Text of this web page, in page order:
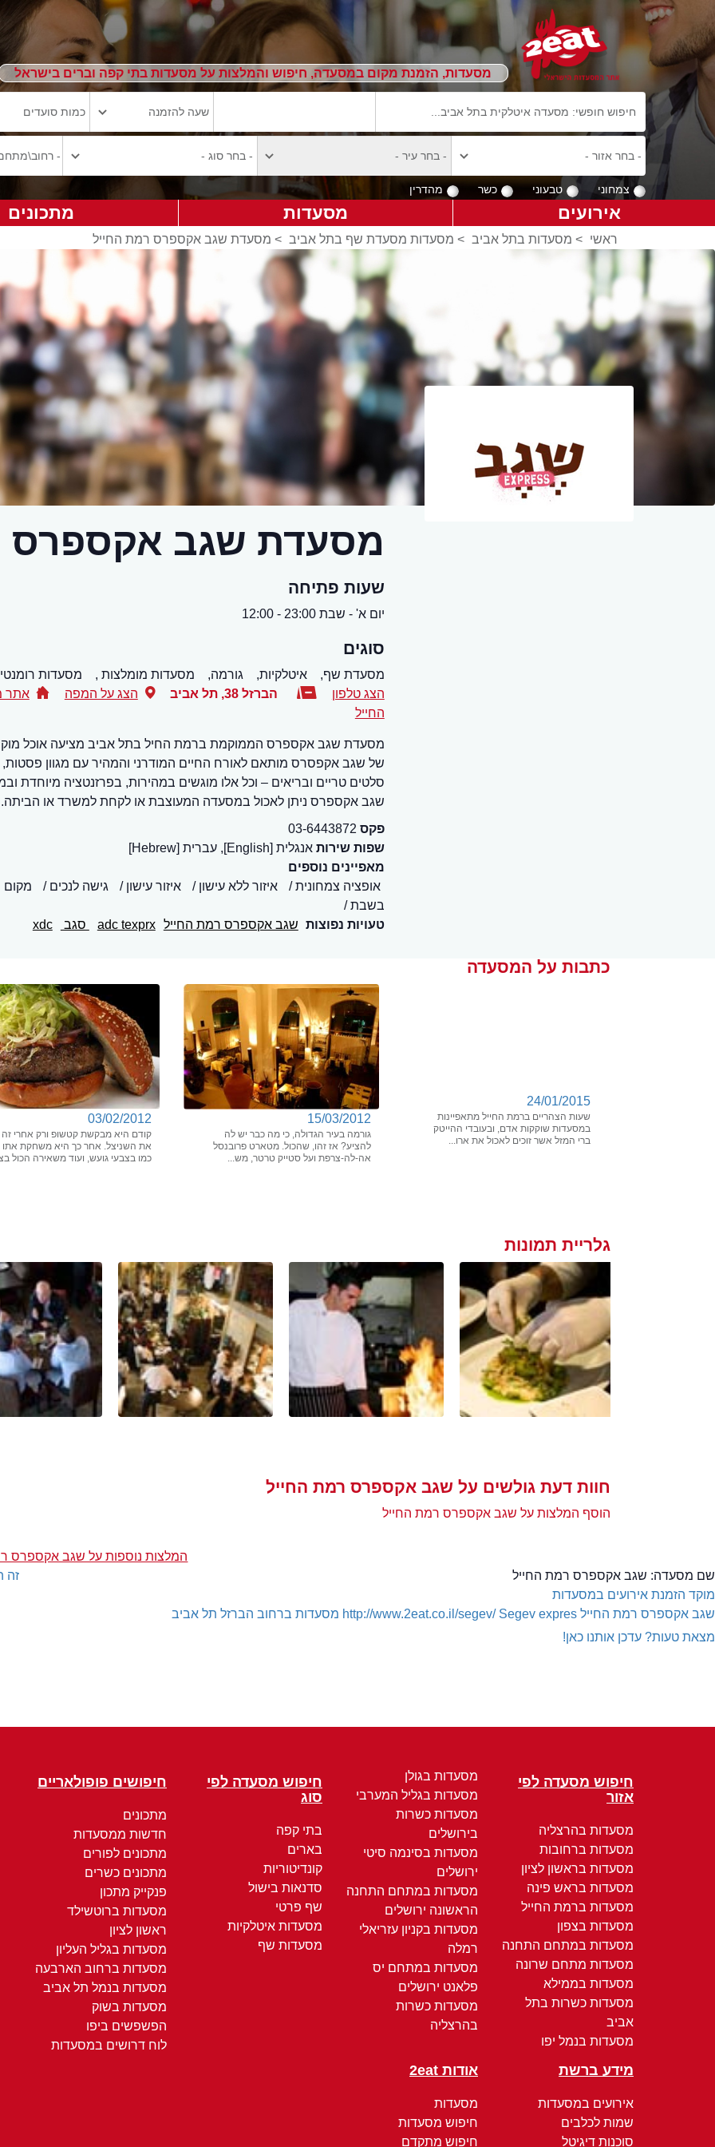
מסעדות, הזמנת מקום במסעדה, חיפוש והמלצות על מסעדות בתי קפה וברים בישראל
צמחוני טבעוני כשר מהדרין
אירועים מסעדות מתכונים
ראשי > מסעדות בתל אביב > מסעדות מסעדת שף בתל אביב > מסעדת שגב אקספרס רמת החייל
מסעדת שגב אקספרס
שעות פתיחה
יום א' - שבת 23:00 - 12:00
סוגים
מסעדת שף, איטלקיות, גורמה, מסעדות מומלצות ,
מסעדות
הצג טלפון
הברזל 38 ,תל אביב הצג על המפה
אתר
החייל
מסעדת שגב אקספרס הממוקמת ברמת החיל בתל אביב מציעה אוכל
של שגב אקפסרס מותאם לאורח החיים המודרני והמהיר עם מגוון פסטות,
סלטים טריים ובריאים – וכל אלו מוגשים במהירות, בפרזנטציה מיוחדת
שגב אקספרס ניתן לאכול במסעדה המעוצבת או לקחת למשרד או הביתה.
פקס 03-6443872
שפות שירות אנגלית [English], עברית [Hebrew]
מאפיינים נוספים
אופציה צמחונית
איזור ללא עישון איזור עישון גישה לנכים
מקום
בשבת
טעויות נפוצות שגב אקספרס רמת החייל adc texprx סגב xdc
כתבות על המסעדה
24/01/2015
שעות הצהריים ברמת החייל מתאפיינות
במסעדות שוקקות אדם, ובעובדי ההייטק
ברי המזל אשר זוכים לאכול את ארו...
15/03/2012
גורמה בעיר הגדולה, כי מה כבר יש לה
להציע? אז זהו, שהכול. מטארט פרובנסל
אה-לה-צרפת ועל סטייק טרטר, מש...
03/02/2012
קודם היא מבקשת קטשופ ורק אחרי זה
את השניצל. אחר כך היא משחקת אתו
כמו בצבעי גועש, ועוד משאירה הכול
גלריית תמונות
חוות דעת גולשים על שגב אקספרס רמת החייל
הוסף המלצות על שגב אקספרס רמת החייל
המלצות נוספות על שגב אקספרס
זה
שם מסעדה: שגב אקספרס רמת החייל
מוקד הזמנת אירועים במסעדות
שגב אקספרס רמת החייל
http://www.2eat.co.il/segev/ Segev expres
מסעדות ברחוב הברזל תל אביב
מצאת טעות? עדכן אותנו כאן!
חיפוש מסעדה לפי
אזור
מסעדות בהרצליה
מסעדות ברחובות
מסעדות בראשון לציון
מסעדות בראש פינה
מסעדות ברמת החייל
מסעדות בצפון
מסעדות במתחם התחנה
מסעדות מתחם שרונה
מסעדות בממילא
מסעדות כשרות בתל
אביב
מסעדות בנמל יפו
מסעדות בגולן
מסעדות בגליל המערבי
מסעדות כשרות
בירושלים
מסעדות בסינמה סיטי
ירושלים
מסעדות במתחם התחנה
הראשונה ירושלים
מסעדות בקניון עזריאלי
רמלה
מסעדות במתחם יס
פלאנט ירושלים
מסעדות כשרות
בהרצליה
חיפוש מסעדה לפי
סוג
בתי קפה
בארים
קונדיטוריות
סדנאות בישול
שף פרטי
מסעדות איטלקיות
מסעדות שף
חיפושים פופולאריים
מתכונים
חדשות ממסעדות
מתכונים לפורים
מתכונים כשרים
פנקייק מתכון
מסעדות ברוטשילד
ראשון לציון
מסעדות בגליל העליון
מסעדות ברחוב הארבעה
מסעדות בנמל תל אביב
מסעדות בשוק
הפשפשים ביפו
לוח דרושים במסעדות
מידע ברשת
אירועים במסעדות
שמות לכלבים
סוכנות דיגיטל
אודות 2eat
מסעדות
חיפוש מסעדות
חיפוש מתקדם